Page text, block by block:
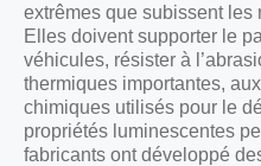
extrêmes que subissent les
Elles doivent supporter le
véhicules, résister à
thermiques importantes,
chimiques utilisés pour le
propriétés luminescentes
fabricants ont développé